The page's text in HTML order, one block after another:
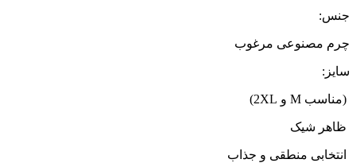
جنس:
چرم مصنوعی مرغوب
سایز:
(مناسب M و 2XL)
ظاهر شیک
انتخابی منطقی و جذاب